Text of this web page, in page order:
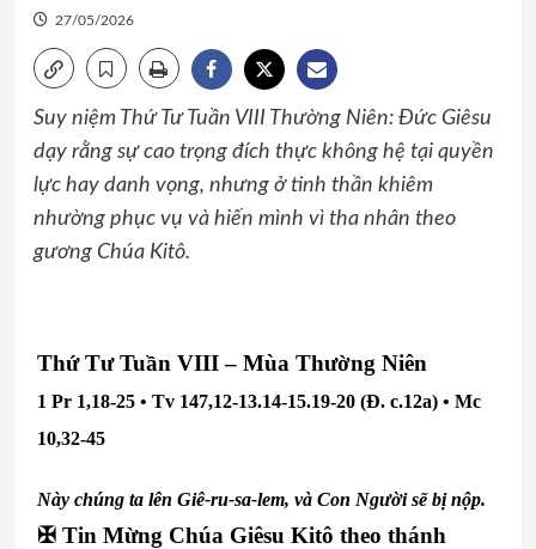
27/05/2026
Suy niệm Thứ Tư Tuần VIII Thường Niên: Đức Giêsu
dạy rằng sự cao trọng đích thực không hệ tại quyền
lực hay danh vọng, nhưng ở tinh thần khiêm
nhường phục vụ và hiến mình vì tha nhân theo
gương Chúa Kitô.
Thứ Tư Tuần VIII – Mùa Thường Niên
1 Pr 1,18-25 • Tv 147,12-13.14-15.19-20 (Đ. c.12a) • Mc
10,32-45
Này chúng ta lên Giê-ru-sa-lem, và Con Người sẽ bị nộp.
✠ Tin Mừng Chúa Giêsu Kitô theo thánh